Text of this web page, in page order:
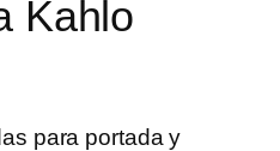
Kahlo
para portada y